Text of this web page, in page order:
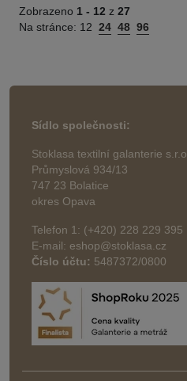
Zobrazeno 1 - 12 z 27
Na stránce: 12 24 48 96
Sídlo společnosti:
Stoklasa textilní galanterie s.r.o.
Průmyslová 934/13
747 23 Bolatice
okres Opava
Telefon 1: (+420) 228 229 395
E-mail: eshop@stoklasa.cz
Číslo účtu: 5487372/0800